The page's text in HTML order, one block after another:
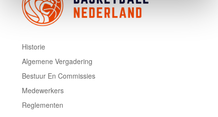
Historie
Algemene Vergadering
Bestuur En Commissies
Medewerkers
Reglementen